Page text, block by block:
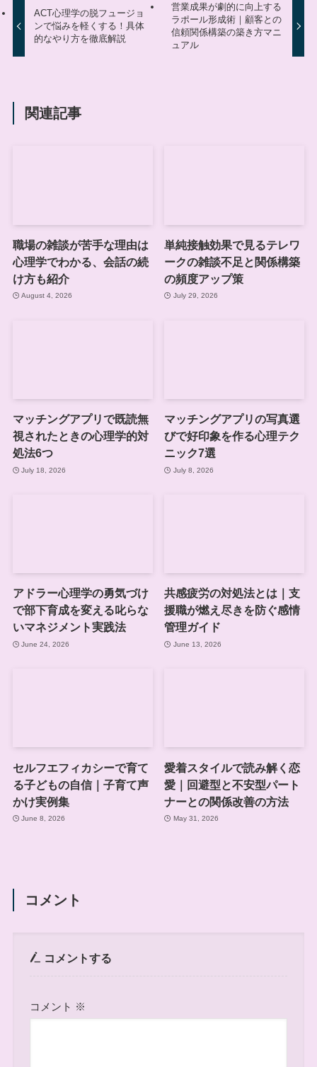
ACT心理学の脱フュージョ
ンで悩みを軽くする！具体
的なやり方を徹底解説
営業成果が劇的に向上する
ラポール形成術｜顧客との
信頼関係構築の築き方マニ
ュアル
関連記事
職場の雑談が苦手な理由は
心理学でわかる、会話の続
け方も紹介
August 4, 2026
単純接触効果で見るテレワ
ークの雑談不足と関係構築
の頻度アップ策
July 29, 2026
マッチングアプリで既読無
視されたときの心理学的対
処法6つ
July 18, 2026
マッチングアプリの写真選
びで好印象を作る心理テク
ニック7選
July 8, 2026
アドラー心理学の勇気づけ
で部下育成を変える叱らな
いマネジメント実践法
June 24, 2026
共感疲労の対処法とは｜支
援職が燃え尽きを防ぐ感情
管理ガイド
June 13, 2026
セルフエフィカシーで育て
る子どもの自信｜子育て声
かけ実例集
June 8, 2026
愛着スタイルで読み解く恋
愛｜回避型と不安型パート
ナーとの関係改善の方法
May 31, 2026
コメント
コメントする
コメント ※